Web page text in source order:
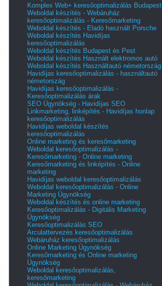
Komplex Web+ keresőoptimalizálás Budapest
Weboldal készítés - Webáruház
keresőoptimalizálás - Keresőmarketing
Weboldal készítés - Eladó használt Porsche
Weboldal készítés Havidíjas
keresőoptimalizálás
Weboldal készítés Budapest és Pest
Weboldal készítés Használt elektromos autó
Weboldal készítés Használtautó németország
Havidíjas keresőoptimalizálás - használtautó
németország
Havidíjas keresőoptimalizálás -
Keresőoptimalizálás árak
SEO Ügynökség - Havidíjas SEO
Linkmarketing, linképítés - Havidíjas honlap
keresőoptimalizálás
Havidíjas weboldal készítés
keresőoptimalizálás
Online marketing és keresőmarketing
Weboldal keresőoptimalizálás -
Keresőmarketing - Online marketing
Keresőmarketing és linképítés - Online
marketing
Havidíjas weboldal keresőoptimalizálás
Weboldal keresőoptimalizálás - Online
Marketing Ügynökség
Weboldal készítés és online marketing
Keresőoptimalizálás - Digitális Marketing
Ügynökség
Keresőoptimalizálás SEO
Arculattervezés keresőoptimalizálás
Webáruház keresőoptimalizálás
Online Marketing Ügynökség
Keresőmarketing és Online marketing
Ügynökség
Weboldal keresőoptimalizálás,
keresőmarketing